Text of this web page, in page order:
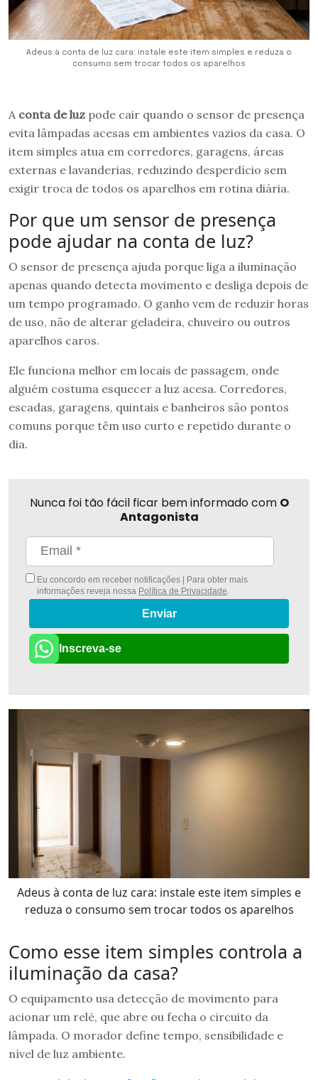
Adeus à conta de luz cara: instale este item simples e reduza o
consumo sem trocar todos os aparelhos
A conta de luz pode cair quando o sensor de presença
evita lâmpadas acesas em ambientes vazios da casa. O
item simples atua em corredores, garagens, áreas
externas e lavanderias, reduzindo desperdício sem
exigir troca de todos os aparelhos em rotina diária.
Por que um sensor de presença
pode ajudar na conta de luz?
O sensor de presença ajuda porque liga a iluminação
apenas quando detecta movimento e desliga depois de
um tempo programado. O ganho vem de reduzir horas
de uso, não de alterar geladeira, chuveiro ou outros
aparelhos caros.
Ele funciona melhor em locais de passagem, onde
alguém costuma esquecer a luz acesa. Corredores,
escadas, garagens, quintais e banheiros são pontos
comuns porque têm uso curto e repetido durante o
dia.
Nunca foi tão fácil ficar bem informado com O
Antagonista
Eu concordo em receber notificações | Para obter mais
informações reveja nossa Política de Privacidade
Enviar
Inscreva-se
Adeus à conta de luz cara: instale este item simples e
reduza o consumo sem trocar todos os aparelhos
Como esse item simples controla a
iluminação da casa?
O equipamento usa detecção de movimento para
acionar um relé, que abre ou fecha o circuito da
lâmpada. O morador define tempo, sensibilidade e
nível de luz ambiente.